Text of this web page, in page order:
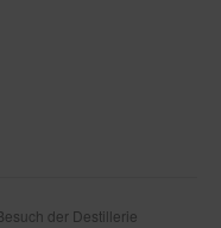
der Destillerie